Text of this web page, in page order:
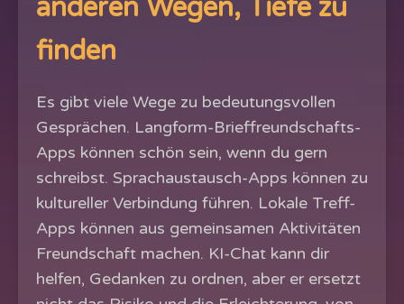
anderen Wegen, Tiefe zu
finden
Es gibt viele Wege zu bedeutungsvollen
Gesprächen. Langform-Brieffreundschafts-
Apps können schön sein, wenn du gern
schreibst. Sprachaustausch-Apps können zu
kultureller Verbindung führen. Lokale Treff-
Apps können aus gemeinsamen Aktivitäten
Freundschaft machen. KI-Chat kann dir
helfen, Gedanken zu ordnen, aber er ersetzt